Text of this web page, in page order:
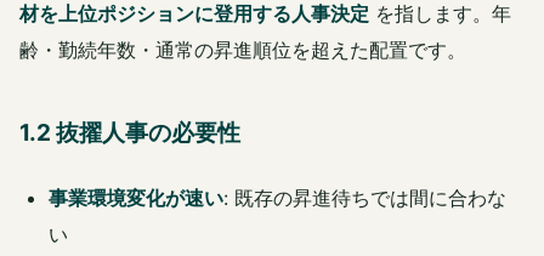
材を上位ポジションに登用する人事決定 を指します。年
齢・勤続年数・通常の昇進順位を超えた配置です。
1.2 抜擢人事の必要性
事業環境変化が速い: 既存の昇進待ちでは間に合わな
い